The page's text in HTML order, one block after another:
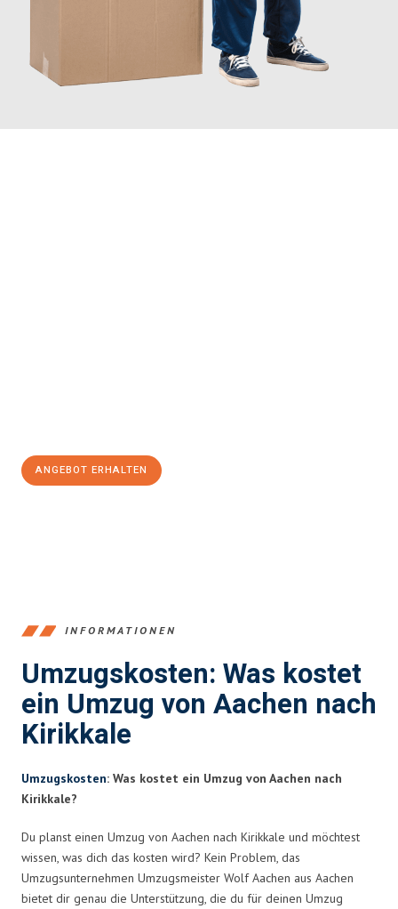
ANGEBOT ERHALTEN
INFORMATIONEN
Umzugskosten: Was kostet
ein Umzug von Aachen nach
Kirikkale
Umzugskosten: Was kostet ein Umzug von Aachen nach
Kirikkale?
Du planst einen Umzug von Aachen nach Kirikkale und möchtest
wissen, was dich das kosten wird? Kein Problem, das
Umzugsunternehmen Umzugsmeister Wolf Aachen aus Aachen
bietet dir genau die Unterstützung, die du für deinen Umzug